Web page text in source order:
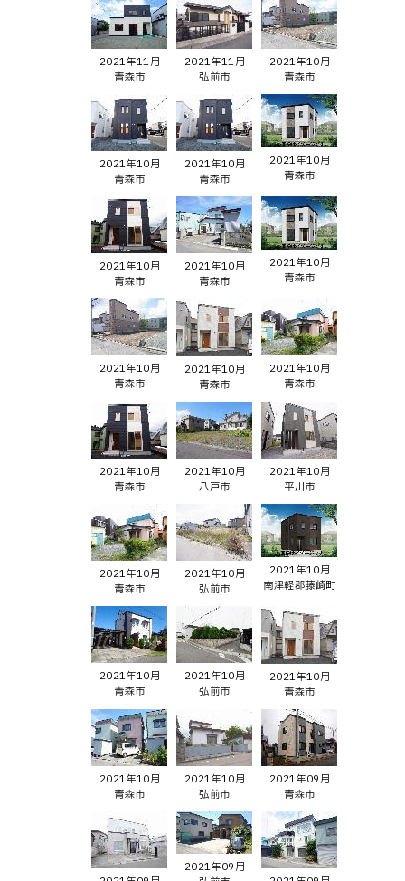
2021年11月
青森市
2021年11月
弘前市
2021年10月
青森市
2021年10月
青森市
2021年10月
青森市
2021年10月
青森市
2021年10月
青森市
2021年10月
青森市
2021年10月
青森市
2021年10月
青森市
2021年10月
青森市
2021年10月
青森市
2021年10月
青森市
2021年10月
八戸市
2021年10月
平川市
2021年10月
青森市
2021年10月
弘前市
2021年10月
南津軽郡藤崎町
2021年10月
青森市
2021年10月
弘前市
2021年10月
青森市
2021年10月
青森市
2021年10月
弘前市
2021年09月
青森市
2021年09月